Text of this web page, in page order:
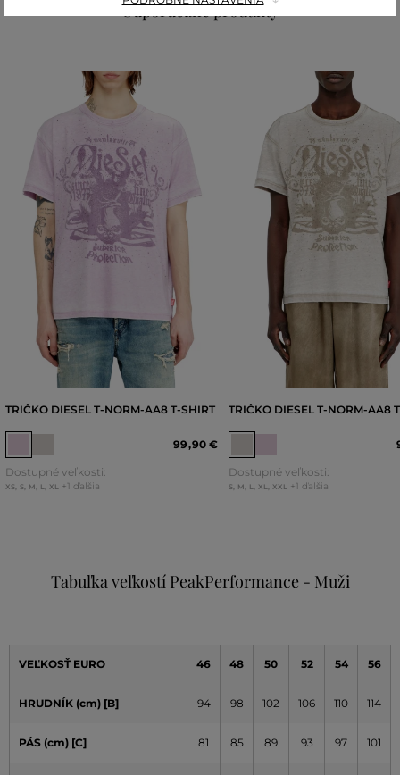
Odporúčané produkty
TRIČKO DIESEL T-NORM-AA8 T-SHIRT
99,90 €
Dostupné veľkosti:
XS S M L XL +1 ďalšia
TRIČKO DIESEL T-NORM-AA8
Dostupné veľkosti:
S M L XL XXL +1 ďalšia
Tabuľka veľkostí PeakPerformance - Muži
VEĽKOSŤ EURO 46 48 50 52 54 56
HRUDNÍK (cm) [B] 94 98 102 106 110 114
PÁS (cm) [C] 81 85 89 93 97 101